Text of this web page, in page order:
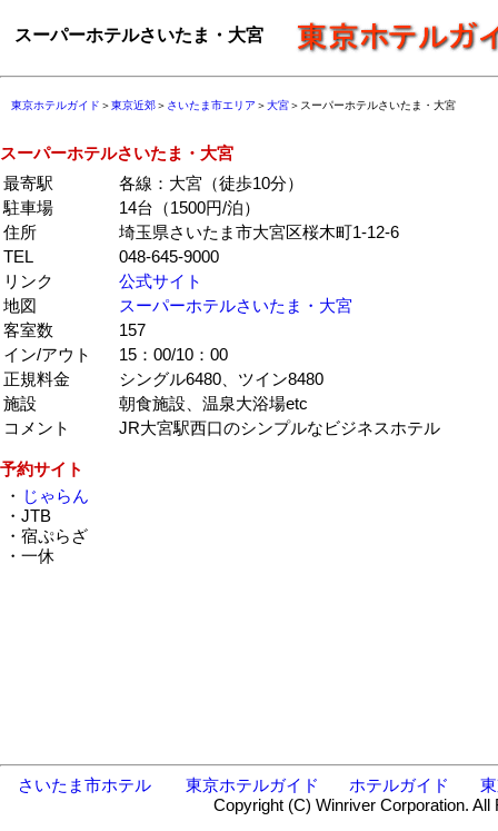
スーパーホテルさいたま・大宮
東京ホテルガイド ＞東京近郊＞ さいたま市エリア ＞大宮＞スーパーホテルさいたま・大宮
スーパーホテルさいたま・大宮
最寄駅
各線：大宮（徒歩10分）
駐車場
14台（1500円/泊）
住所
埼玉県さいたま市大宮区桜木町1-12-6
TEL
048-645-9000
リンク
公式サイト
地図
スーパーホテルさいたま・大宮
客室数
157
イン/アウト
15：00/10：00
正規料金
シングル6480、ツイン8480
施設
朝食施設、温泉大浴場etc
コメント
JR大宮駅西口のシンプルなビジネスホテル
予約サイト
・ じゃらん
・JTB
・宿ぷらざ
・一休
さいたま市ホテル 東京ホテルガイド ホテルガイド
Copyright (C) Winriver Corporation. All